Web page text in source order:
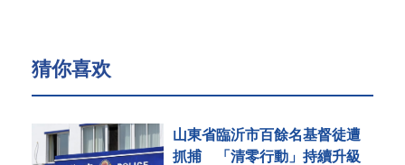
猜你喜欢
山東省臨沂市百餘名基督徒遭
抓捕 「清零行動」持續升級